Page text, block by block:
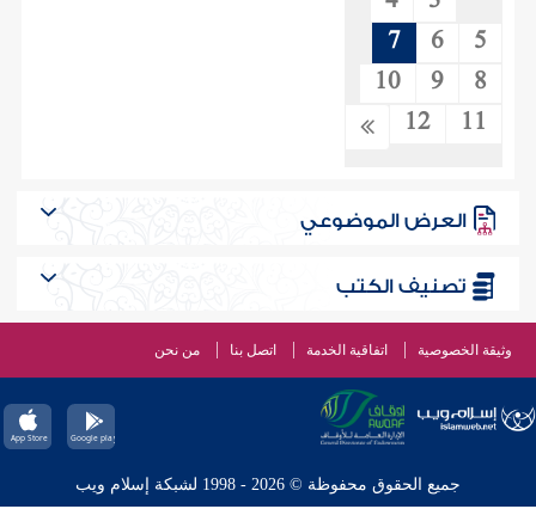
5
6
7
8
9
10
11
12
العرض الموضوعي
تصنيف الكتب
وثيقة الخصوصية اتفاقية الخدمة اتصل بنا من نحن
جميع الحقوق محفوظة © 2026 - 1998 لشبكة إسلام ويب